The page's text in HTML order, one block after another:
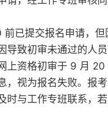
已提交报名申请，
导致初审未通过的人
上资格初审于 9 月
，视为报名失败。报
时与工作专班联系，